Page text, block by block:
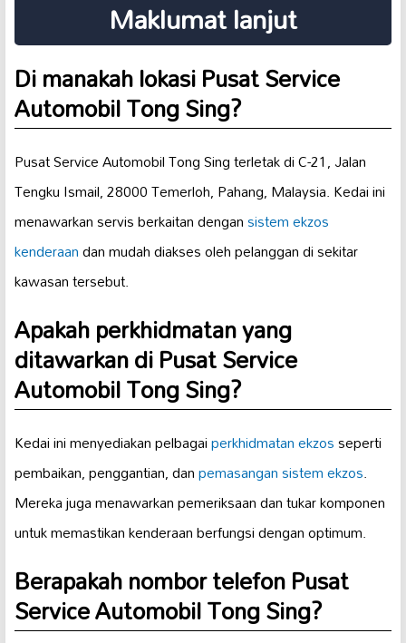
Maklumat lanjut
Di manakah lokasi Pusat Service
Automobil Tong Sing?
Pusat Service Automobil Tong Sing terletak di C-21, Jalan
Tengku Ismail, 28000 Temerloh, Pahang, Malaysia. Kedai ini
menawarkan servis berkaitan dengansistem ekzos
kenderaandan mudah diakses oleh pelanggan di sekitar
kawasan tersebut.
Apakah perkhidmatan yang
ditawarkan di Pusat Service
Automobil Tong Sing?
Kedai ini menyediakan pelbagaiperkhidmatan ekzosseperti
pembaikan, penggantian, danpemasangan sistem ekzos.
Mereka juga menawarkan pemeriksaan dan tukar komponen
untuk memastikan kenderaan berfungsi dengan optimum.
Berapakah nombor telefon Pusat
Service Automobil Tong Sing?